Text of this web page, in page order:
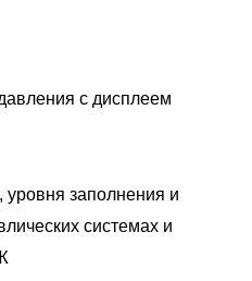
с дисплеем
заполнения и
системах и